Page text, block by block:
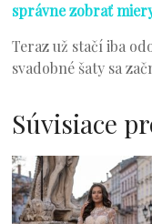
správne zobrať
Teraz už stačí iba
svadobné šaty sa
Súvisiace